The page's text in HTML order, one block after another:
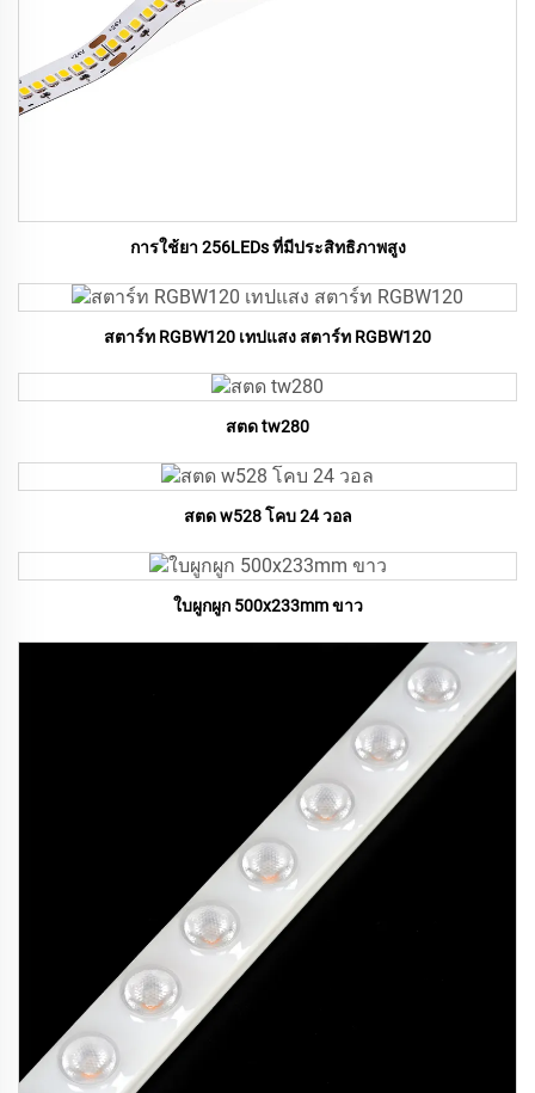
การใช้ยา 256LEDs ที่มีประสิทธิภาพสูง
สตาร์ท RGBW120 เทปแสง สตาร์ท RGBW120
สตด tw280
สตด w528 โคบ 24 วอล
ใบผูกผูก 500x233mm ขาว